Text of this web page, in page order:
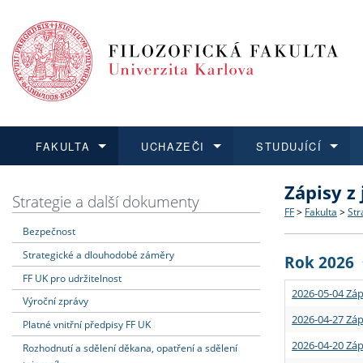
FAKULTA
Dozvědět se více
Struktura
Strategie
Podpora
UCHAZEČI
Podat přihlášku
Co
Učitelské
STUDUJÍCÍ
Dozvědět se více
Rigorózní
Dozvědět se více
O vědě a
Granty a
Dozvědět se více
Aktuální
Strategie a další dokumenty
Bezpečnost
Strategické a dlouhodobé záměry
FF UK pro udržitelnost
Výroční zprávy
Platné vnitřní předpisy FF UK
Rozhodnutí a sdělení děkana, opatření a sdělení
Zápisy
FF > Fakulta >
Rok 2026
2026-05-04
2026-04-27
2026-04-20